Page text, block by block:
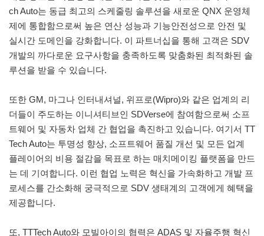
ch Auto는 동급 최고의 스케줄링 솔루션을 새로운 QNX 운영체
제에 통합함으로써 높은 연산 성능과 기능안전성으로 안전 및
실시간 도메인을 강화합니다. 이 파트너십을 통해 고객은 SDV
개발의 까다로운 요구사항을 충족하도록 맞춤화된 최적화된 솔
루션을 받을 수 있습니다.
또한 GM, 마그나 인터내셔널, 위프로(Wipro)와 같은 업계의 리
더들이 주도하는 이니셔티브인 SDVerse에 참여함으로써 소프
트웨어 및 자동차 업체 간 협업을 촉진하고 있습니다. 여기서 TT
Tech Auto는 투명성 향상, 소프트웨어 품질 개선 및 모든 업계
플레이어의 비용 절감을 목표로 하는 매치메이킹 플랫폼을 만드
는 데 기여합니다. 이런 협업 노력은 혁신을 가속화하고 개발 프
로세스를 간소화해 궁극적으로 SDV 생태계의 고객에게 혜택을
제공합니다.
또, TTTech Auto와 모빌아이의 협력은 ADAS 및 자율주행 혁신